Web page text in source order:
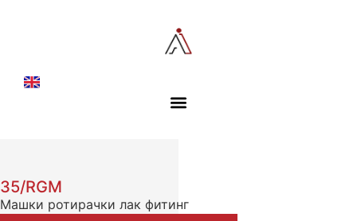
35/RGM
Машки ротирачки лак фитинг